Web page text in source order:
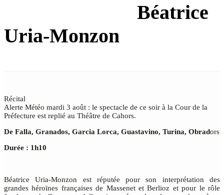
Béatrice
Uria-Monzon
Récital
Alerte Météo mardi 3 août : le spectacle de ce soir à la Cour de la
Préfecture est replié au Théâtre de Cahors.
De Falla, Granados, Garcia Lorca, Guastavino, Turina, Obradors
Durée : 1h10
Béatrice Uria-Monzon est réputée pour son interprétation des
grandes héroïnes françaises de Massenet et Berlioz et pour le rôle